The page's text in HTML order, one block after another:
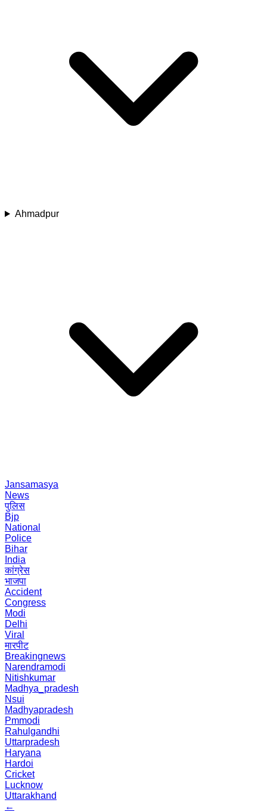
Ahmadpur
Jansamasya
News
पुलिस
Bjp
National
Police
Bihar
India
कांग्रेस
भाजपा
Accident
Congress
Modi
Delhi
Viral
मारपीट
Breakingnews
Narendramodi
Nitishkumar
Madhya_pradesh
Nsui
Madhyapradesh
Pmmodi
Rahulgandhi
Uttarpradesh
Haryana
Hardoi
Cricket
Lucknow
Uttarakhand
←